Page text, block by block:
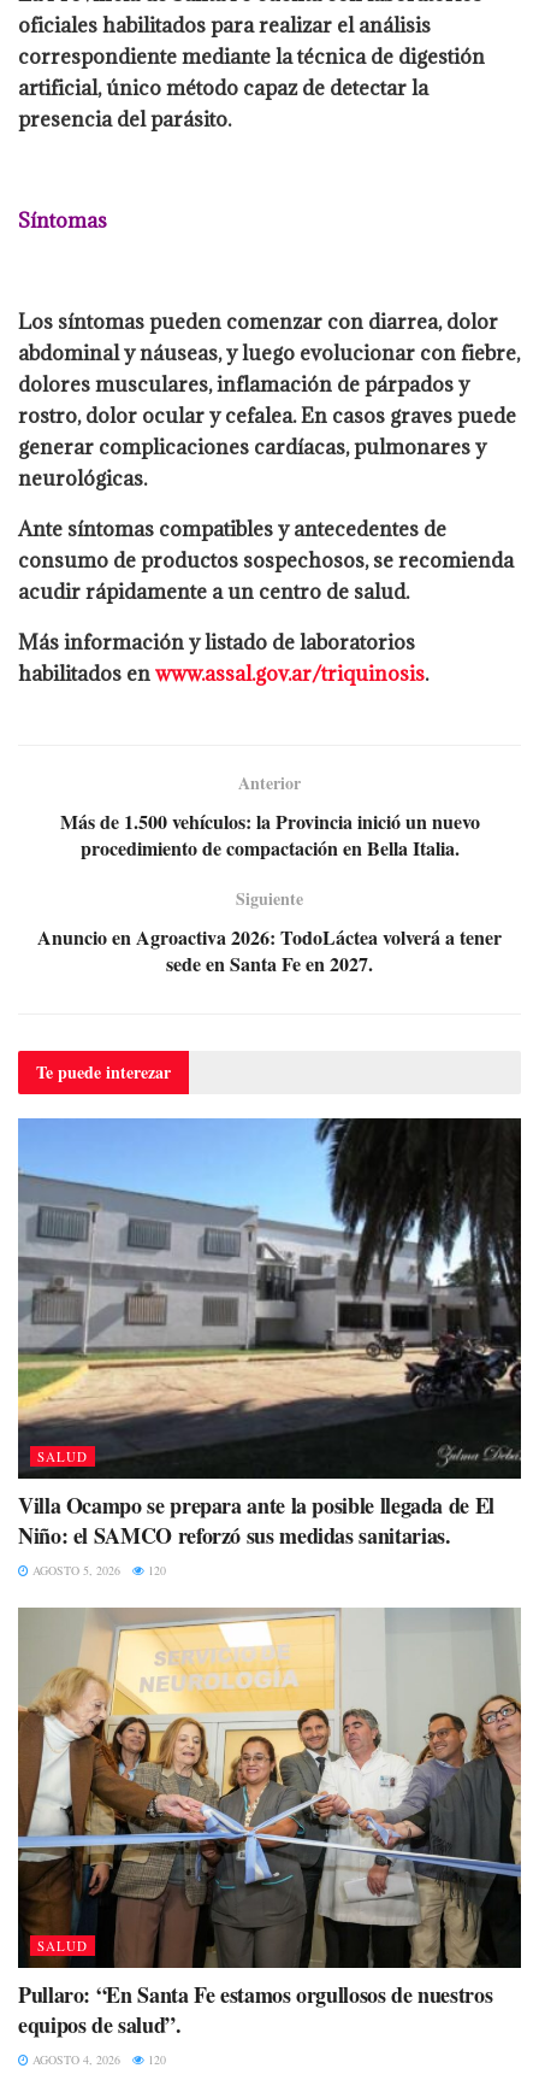
oficiales habilitados para realizar el análisis
correspondiente mediante la técnica de digestión
artificial, único método capaz de detectar la
presencia del parásito.
Síntomas
Los síntomas pueden comenzar con diarrea, dolor
abdominal y náuseas, y luego evolucionar con fiebre,
dolores musculares, inflamación de párpados y
rostro, dolor ocular y cefalea. En casos graves puede
generar complicaciones cardíacas, pulmonares y
neurológicas.
Ante síntomas compatibles y antecedentes de
consumo de productos sospechosos, se recomienda
acudir rápidamente a un centro de salud.
Más información y listado de laboratorios
habilitados enwww.assal.gov.ar/triquinosis.
Anterior
Más de 1.500 vehículos: la Provincia inició un nuevo
procedimiento de compactación en Bella Italia.
Siguiente
Anuncio en Agroactiva 2026: TodoLáctea volverá a tener
sede en Santa Fe en 2027.
Te puedeinterezar
SALUD
Villa Ocampo se prepara ante la posible llegada de El
Niño: el SAMCO reforzó sus medidas sanitarias.
AGOSTO 5, 2026 120
SALUD
Pullaro: “En Santa Fe estamos orgullosos de nuestros
equipos de salud”.
AGOSTO 4, 2026 120